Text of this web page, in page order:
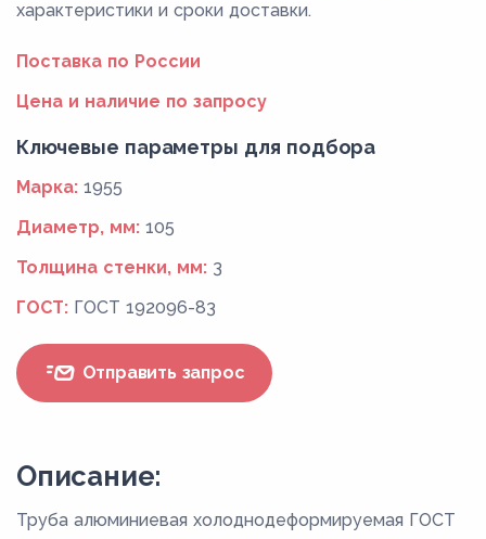
характеристики и сроки доставки.
Поставка по России
Цена и наличие по запросу
Ключевые параметры для подбора
Марка: 1955
Диаметр, мм: 105
Толщина стенки, мм: 3
ГОСТ: ГОСТ 192096-83
Отправить запрос
Описание:
Труба алюминиевая холоднодеформируемая ГОСТ